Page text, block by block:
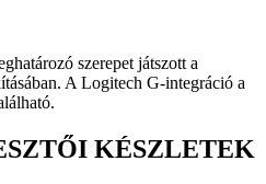
szerepet játszott a
A Logitech G-integráció a
KÉSZLETEK